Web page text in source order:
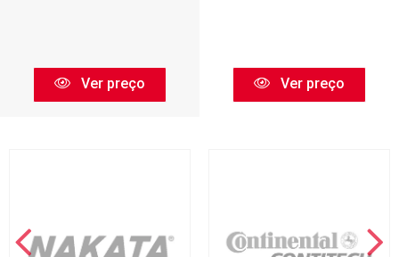
Ver preço Ver preço